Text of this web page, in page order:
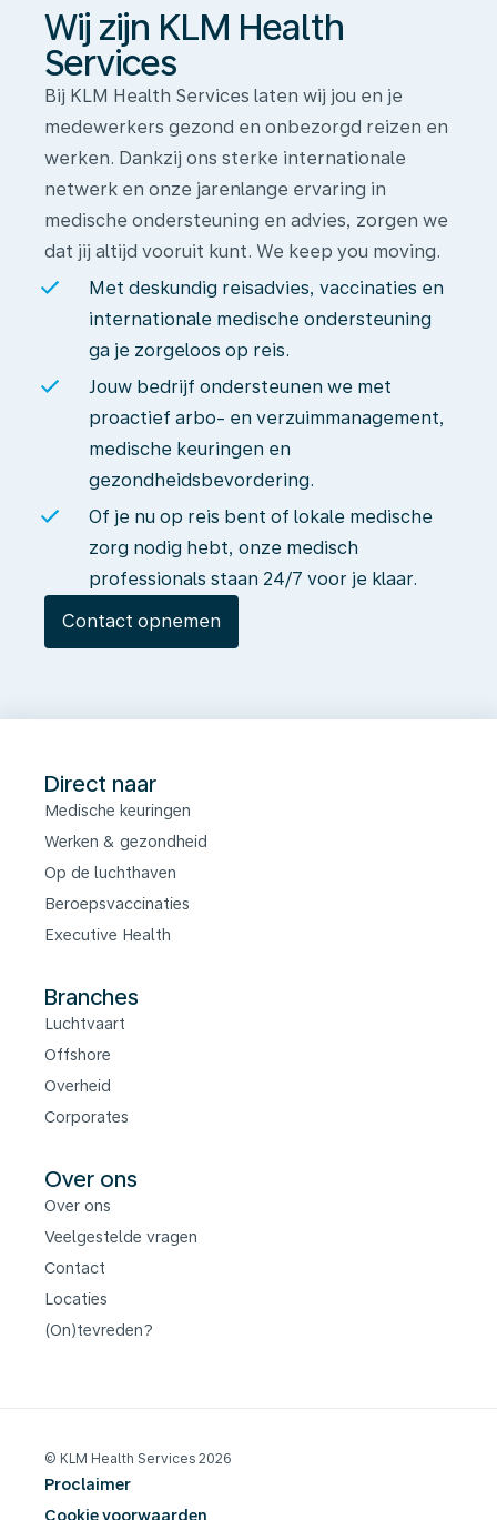
Wij zijn KLM Health
Services
Bij KLM Health Services laten wij jou en je
medewerkers gezond en onbezorgd reizen en
werken. Dankzij ons sterke internationale
netwerk en onze jarenlange ervaring in
medische ondersteuning en advies, zorgen we
dat jij altijd vooruit kunt. We keep you moving.
Met deskundig reisadvies, vaccinaties en
internationale medische ondersteuning
ga je zorgeloos op reis.
Jouw bedrijf ondersteunen we met
proactief arbo- en verzuimmanagement,
medische keuringen en
gezondheidsbevordering.
Of je nu op reis bent of lokale medische
zorg nodig hebt, onze medisch
professionals staan 24/7 voor je klaar.
Contact opnemen
Direct naar
Medische keuringen
Werken & gezondheid
Op de luchthaven
Beroepsvaccinaties
Executive Health
Branches
Luchtvaart
Offshore
Overheid
Corporates
Over ons
Over ons
Veelgestelde vragen
Contact
Locaties
(On)tevreden?
© KLM Health Services 2026
Proclaimer
Cookie voorwaarden